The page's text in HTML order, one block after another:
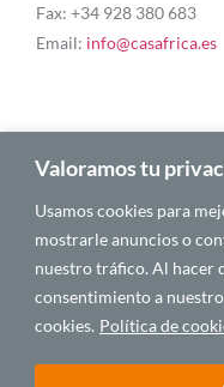
Valoramos tu
Usamos cookies para
mostrarle anuncios o
nuestro tráfico. Al hacer
consentimiento a
cookies. Política de
Fax: +34 928 380 683
Email: info@casafrica.es
Blog
About Us
Personalities
English